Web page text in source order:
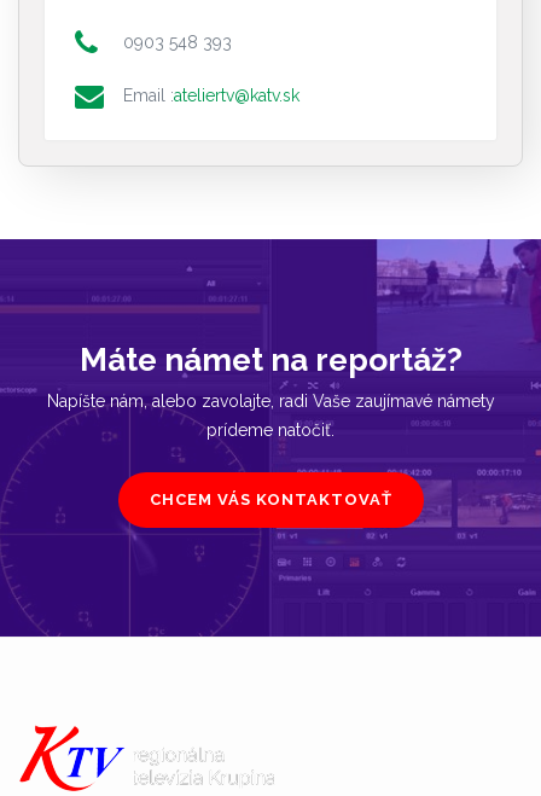
0903 548 393
Email :ateliertv@katv.sk
Máte námet na reportáž?
Napíšte nám, alebo zavolajte, radi Vaše zaujímavé námety
prídeme natočiť.
CHCEM VÁS KONTAKTOVAŤ